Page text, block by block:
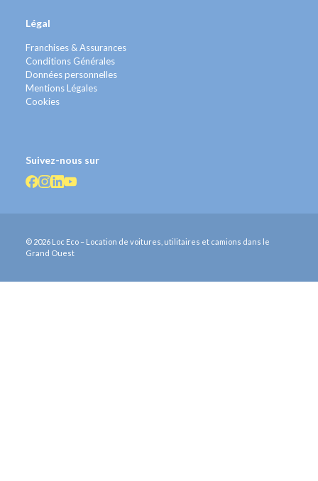
Légal
Franchises & Assurances
Conditions Générales
Données personnelles
Mentions Légales
Cookies
Suivez-nous sur
© 2026 Loc Eco – Location de voitures, utilitaires et camions dans le
Grand Ouest